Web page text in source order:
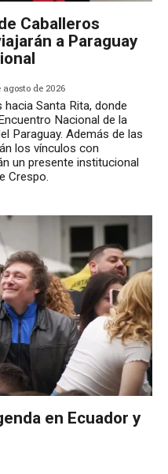
Caballeros
a Paraguay
agosto de 2026
Santa Rita, donde
Nacional de la
Paraguay. Además de las
los vínculos con
un presente institucional
Crespo.
en Ecuador y